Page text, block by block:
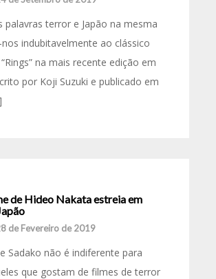
palavras terror e Japão na mesma
indubitavelmente ao clássico
“Rings” na mais recente edição em
por Koji Suzuki e publicado em
de Hideo Nakata estreia em
de Fevereiro de 2019
Sadako não é indiferente para
que gostam de filmes de terror